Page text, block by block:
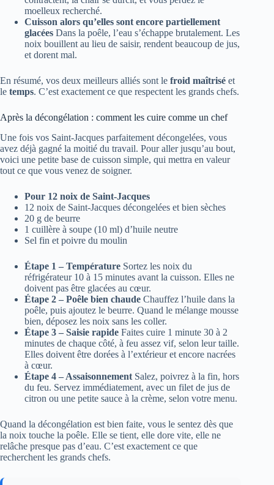
moelleux recherché.
Cuisson alors qu’elles sont encore partiellement
glacées Dans la poêle, l’eau s’échappe brutalement. Les
noix bouillent au lieu de saisir, rendent beaucoup de jus,
et dorent mal.
En résumé, vos deux meilleurs alliés sont le froid maîtrisé et
le temps. C’est exactement ce que respectent les grands chefs.
Après la décongélation : comment les cuire comme un chef
Une fois vos Saint-Jacques parfaitement décongelées, vous
avez déjà gagné la moitié du travail. Pour aller jusqu’au bout,
voici une petite base de cuisson simple, qui mettra en valeur
tout ce que vous venez de soigner.
Pour 12 noix de Saint-Jacques
12 noix de Saint-Jacques décongelées et bien sèches
20 g de beurre
1 cuillère à soupe (10 ml) d’huile neutre
Sel fin et poivre du moulin
Étape 1 – Température Sortez les noix du
réfrigérateur 10 à 15 minutes avant la cuisson. Elles ne
doivent pas être glacées au cœur.
Étape 2 – Poêle bien chaude Chauffez l’huile dans la
poêle, puis ajoutez le beurre. Quand le mélange mousse
bien, déposez les noix sans les coller.
Étape 3 – Saisie rapide Faites cuire 1 minute 30 à 2
minutes de chaque côté, à feu assez vif, selon leur taille.
Elles doivent être dorées à l’extérieur et encore nacrées
à cœur.
Étape 4 – Assaisonnement Salez, poivrez à la fin, hors
du feu. Servez immédiatement, avec un filet de jus de
citron ou une petite sauce à la crème, selon votre menu.
Quand la décongélation est bien faite, vous le sentez dès que
la noix touche la poêle. Elle se tient, elle dore vite, elle ne
relâche presque pas d’eau. C’est exactement ce que
recherchent les grands chefs.